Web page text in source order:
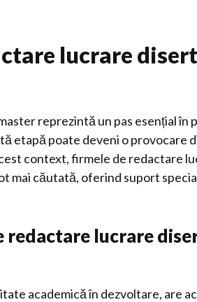
lucrare
reprezintă un pas esențial în
etapă poate deveni o provocare
context, firmele de redactare
mai căutată, oferind suport
redactare lucrare
academică în dezvoltare, are